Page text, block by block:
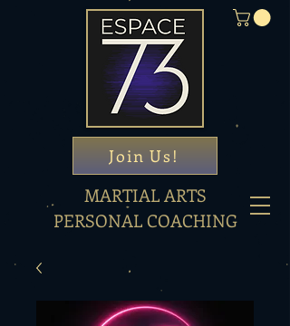
MARTIAL ARTS
PERSONAL COACHING
Join Us!